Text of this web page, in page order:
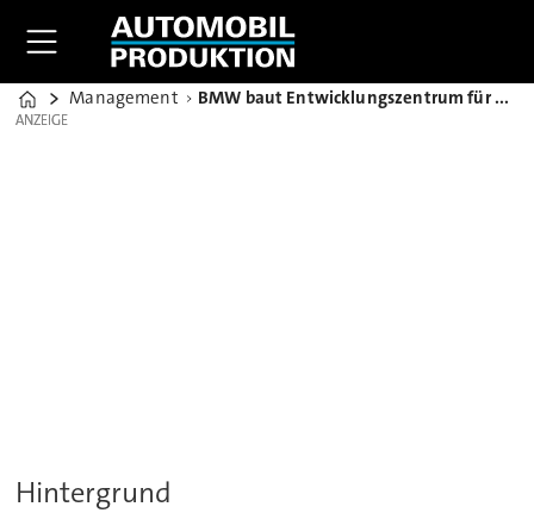
Home
Management BMW baut Entwicklungszentrum für autonomes Fahren in München
ANZEIGE
ANZEIGE
Hintergrund